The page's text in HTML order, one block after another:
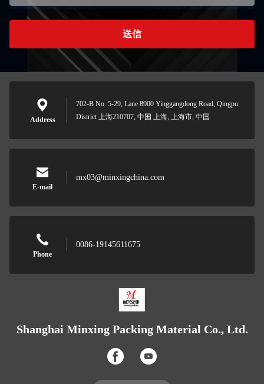
送信
Address
702-B No. 5-29, Lane 8900 Yinggangdong Road, Qingpu
District 上海210707, 中国 上海, 上海市, 中国
E-mail
mx03@minxingchina.com
Phone
0086-19145611675
Shanghai Minxing Packing Material Co., Ltd.